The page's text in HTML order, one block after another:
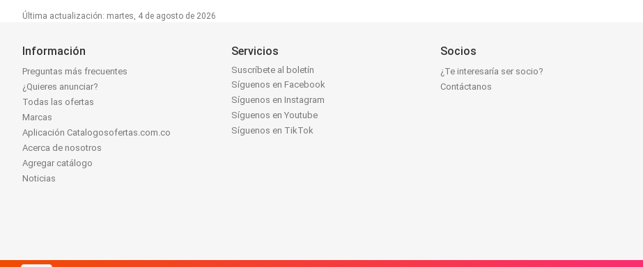
Última actualización: martes, 4 de agosto de 2026
Información
Preguntas más frecuentes
¿Quieres anunciar?
Todas las ofertas
Marcas
Aplicación Catalogosofertas.com.co
Acerca de nosotros
Agregar catálogo
Noticias
Servicios
Suscríbete al boletín
Síguenos en Facebook
Síguenos en Instagram
Síguenos en Youtube
Síguenos en TikTok
Socios
¿Te interesaría ser socio?
Contáctanos